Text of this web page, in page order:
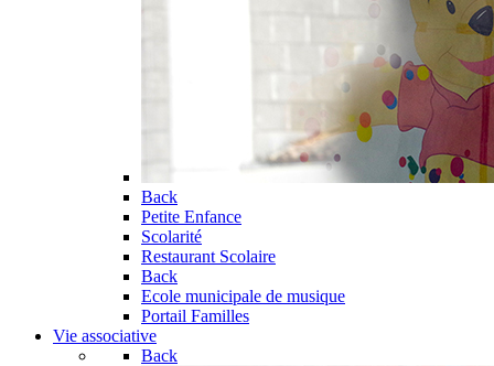
Back
Petite Enfance
Scolarité
Restaurant Scolaire
Back
Ecole municipale de musique
Portail Familles
Vie associative
Back